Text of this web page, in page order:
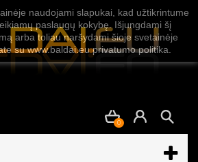
0
naudojami slapukai, kad užtikrintume
paslaugų kokybę. Išjungdami šį
arba toliau naršydami šioje svetainėje
su www.baldai.eu privatumo politika.